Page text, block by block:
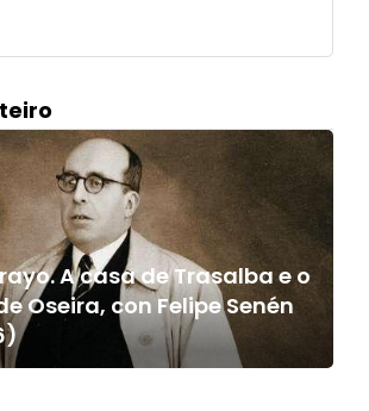
A casa de Trasalba e o
Oseira, con Felipe Senén